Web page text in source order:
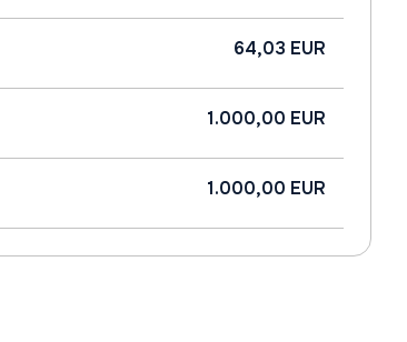
64,03 EUR
1.000,00 EUR
1.000,00 EUR